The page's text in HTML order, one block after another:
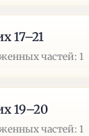
17–21
частей: 1
19–20
частей: 1